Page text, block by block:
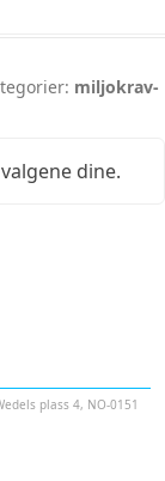
miljokrav-
dine.
plass 4, NO-0151